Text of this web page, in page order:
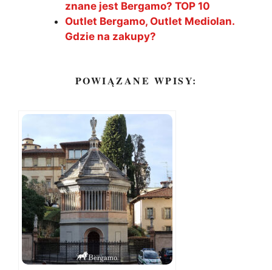
znane jest Bergamo? TOP 10
Outlet Bergamo, Outlet Mediolan.
Gdzie na zakupy?
POWIĄZANE WPISY: